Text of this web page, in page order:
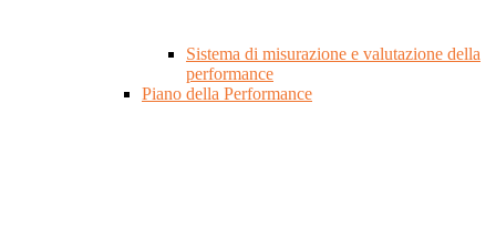
Sistema di misurazione e valutazione della
performance
Piano della Performance